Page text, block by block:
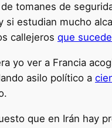
tomanes de
si estudian mucho
callejeros que
yo ver a Francia
asilo político a
que en Irán hay